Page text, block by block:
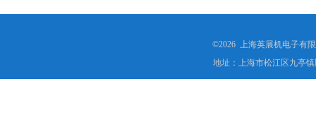
©2026 上海英展机电子有
地址：上海市松江区九亭镇